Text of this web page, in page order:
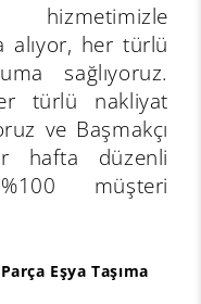
hizmetimizle
alıyor, her türlü
sağlıyoruz.
türlü nakliyat
ve Başmakçı
hafta düzenli
müşteri
Eşya Taşıma